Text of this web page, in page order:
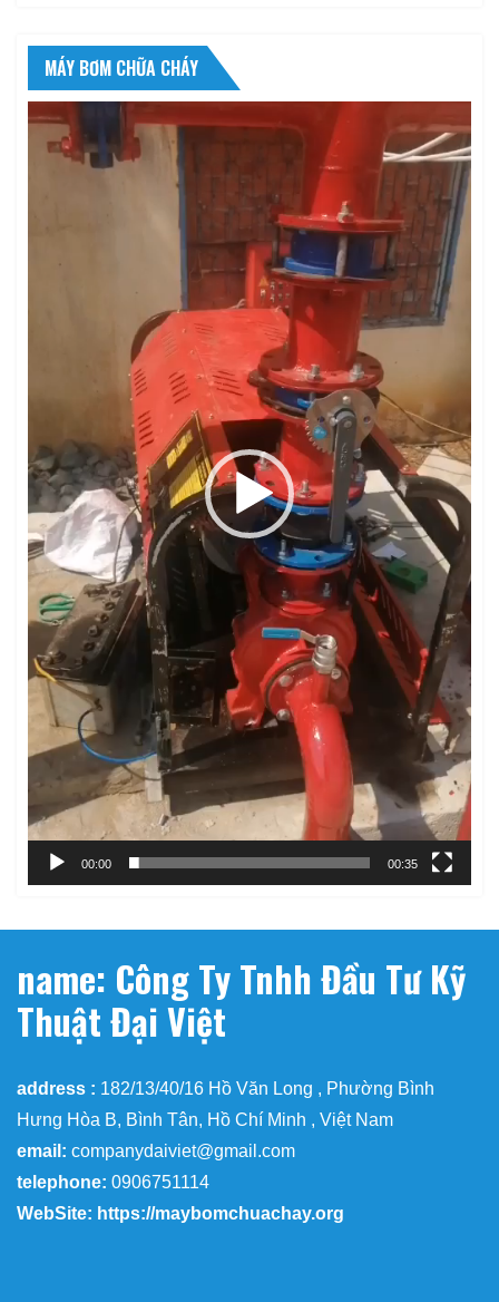
MÁY BƠM CHỮA CHÁY
Trình
chơi
00:00 00:35
name: Công Ty Tnhh Đầu Tư Kỹ
Thuật Đại Việt
address : 182/13/40/16 Hồ Văn Long , Phường Bình
Hưng Hòa B, Bình Tân, Hồ Chí Minh , Việt Nam
email: companydaiviet@gmail.com
telephone: 0906751114
WebSite: https://maybomchuachay.org